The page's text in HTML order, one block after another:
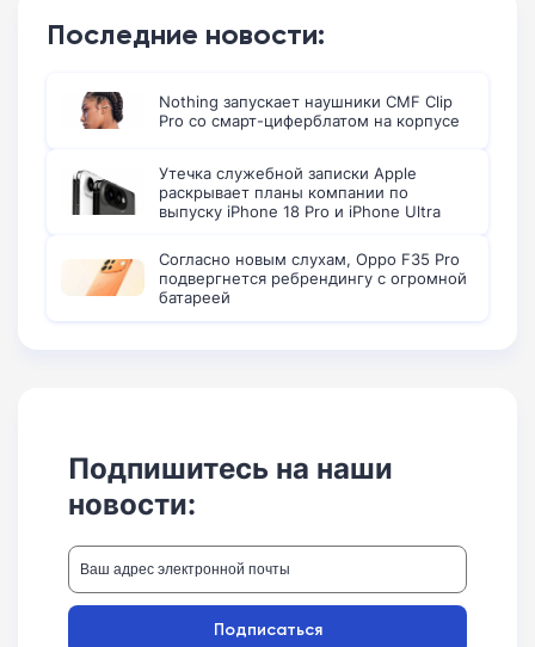
Последние новости:
Nothing запускает наушники CMF Clip
Pro со смарт-циферблатом на корпусе
Утечка служебной записки Apple
раскрывает планы компании по
выпуску iPhone 18 Pro и iPhone Ultra
Согласно новым слухам, Oppo F35 Pro
подвергнется ребрендингу с огромной
батареей
Подпишитесь на наши
новости:
Подписаться